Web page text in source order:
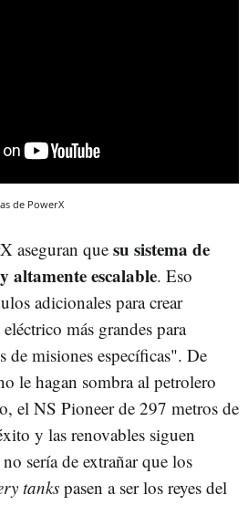
de PowerX
aseguran que su sistema de
altamente escalable. Eso
adicionales para crear
más grandes para
de misiones específicas". De
le hagan sombra al petrolero
el NS Pioneer de 297 metros de
y las renovables siguen
sería de extrañar que los
tanks pasen a ser los reyes del